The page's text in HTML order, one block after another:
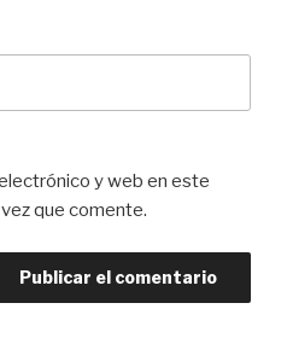
y web en este
que comente.